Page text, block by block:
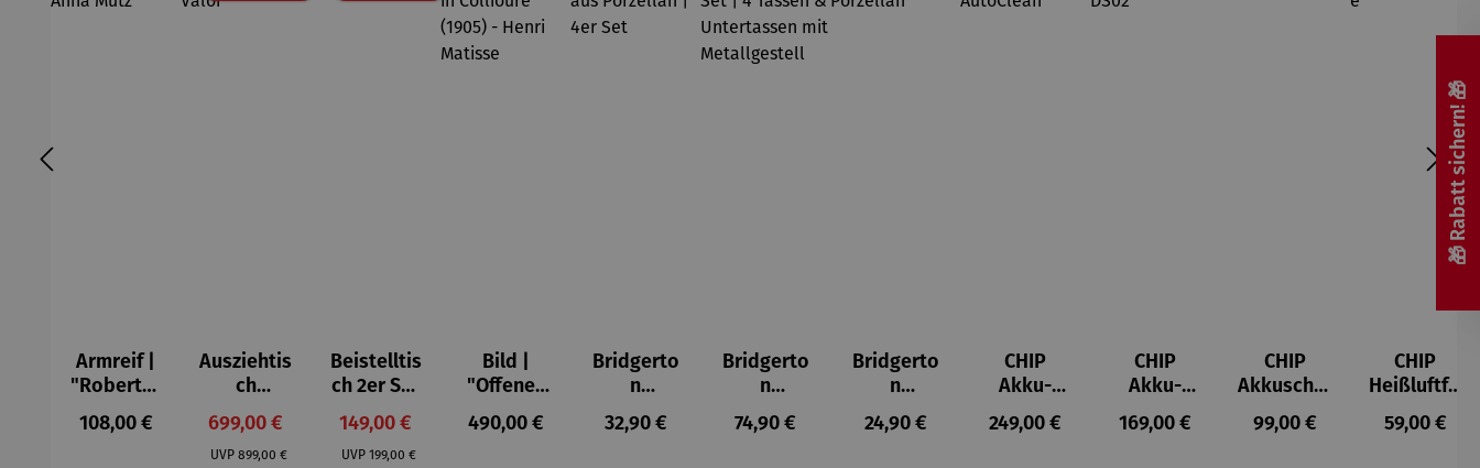
Armreif |
"Roberta"
– Anna
Mütz
Regulärer Preis:
108,00 €
Ausziehtis
ch
Aluminium
– Valor
Verkaufspreis:
699,00 €
UVP Regulärer Preis:
899,00 €
Beistelltis
ch 2er Set
– Dalias
Verkaufspreis:
149,00 €
UVP Regulärer Preis:
199,00 €
Bild |
"Offenes
Fenster in
Collioure"
Regulärer Preis:
490,00 €
Bridgerto
n
Espresso
becher
Regulärer Preis:
32,90 €
Bridgerto
n
Espressot
assen Set
Regulärer Preis:
74,90 €
Bridgerto
n
Zuckerdo
se aus
Regulärer Preis:
24,90 €
CHIP
Akku-
Staubsau
ger
Regulärer Preis:
249,00 €
CHIP
Akku-
Staubsau
ger DS02
Regulärer Preis:
169,00 €
CHIP
Akkuschra
uber
Regulärer Preis:
99,00 €
CHIP
Heißluftfri
tteuse
Regulärer
59,00 €
🎁 Rabatt sichern! 🎁